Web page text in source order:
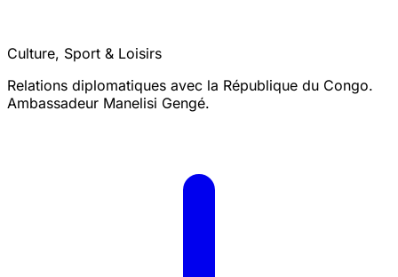
Culture, Sport & Loisirs
Relations diplomatiques avec la République du Congo.
Ambassadeur Manelisi Gengé.